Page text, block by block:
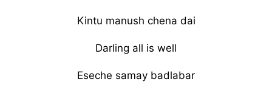
Kintu manush chena dai
Darling all is well
Eseche samay badlabar